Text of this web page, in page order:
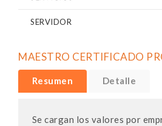
SERVIDOR
MAESTRO CERTIFICADO
Resumen Detalle
Se cargan los valores por